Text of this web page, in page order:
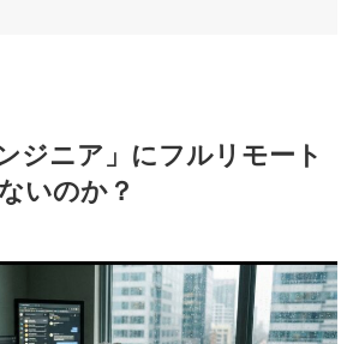
ジニア」にフルリモート
いのか？